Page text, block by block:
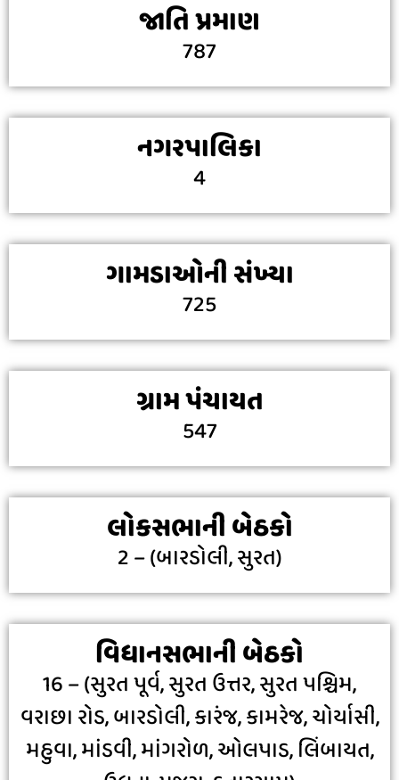
જાતિ પ્રમાણ
787
નગરપાલિકા
4
ગામડાઓની સંખ્યા
725
ગ્રામ પંચાયત
547
લોકસભાની બેઠકો
2 – (બારડોલી, સુરત)
વિધાનસભાની બેઠકો
16 – (સુરત પૂર્વ, સુરત ઉત્તર, સુરત પશ્ચિમ,
વરાછા રોડ, બારડોલી, કારંજ, કામરેજ, ચોર્યાસી,
મહુવા, માંડવી, માંગરોળ, ઓલપાડ, લિંબાયત,